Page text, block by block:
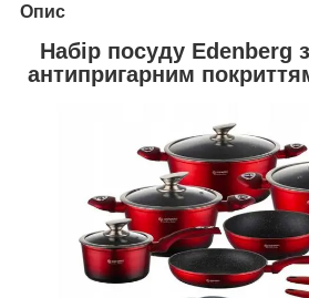
Опис
Набір посуду Edenberg
антипригарним